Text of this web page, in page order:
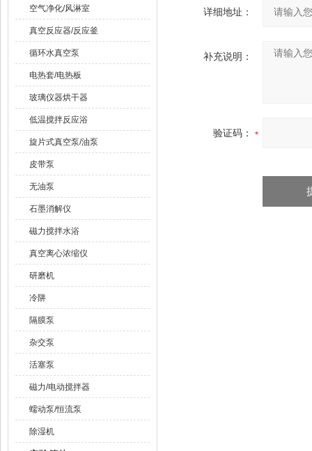
空气净化/风淋室
真空反应器/反应釜
循环水真空泵
电热套/电热板
玻璃仪器烘干器
低温搅拌反应浴
旋片式真空泵/油泵
皮带泵
无油泵
石墨消解仪
磁力搅拌水浴
真空离心浓缩仪
研磨机
冷阱
隔膜泵
杂交泵
活塞泵
磁力/电动搅拌器
蠕动泵/恒流泵
除湿机
详细地址：
补充说明：
验证码：